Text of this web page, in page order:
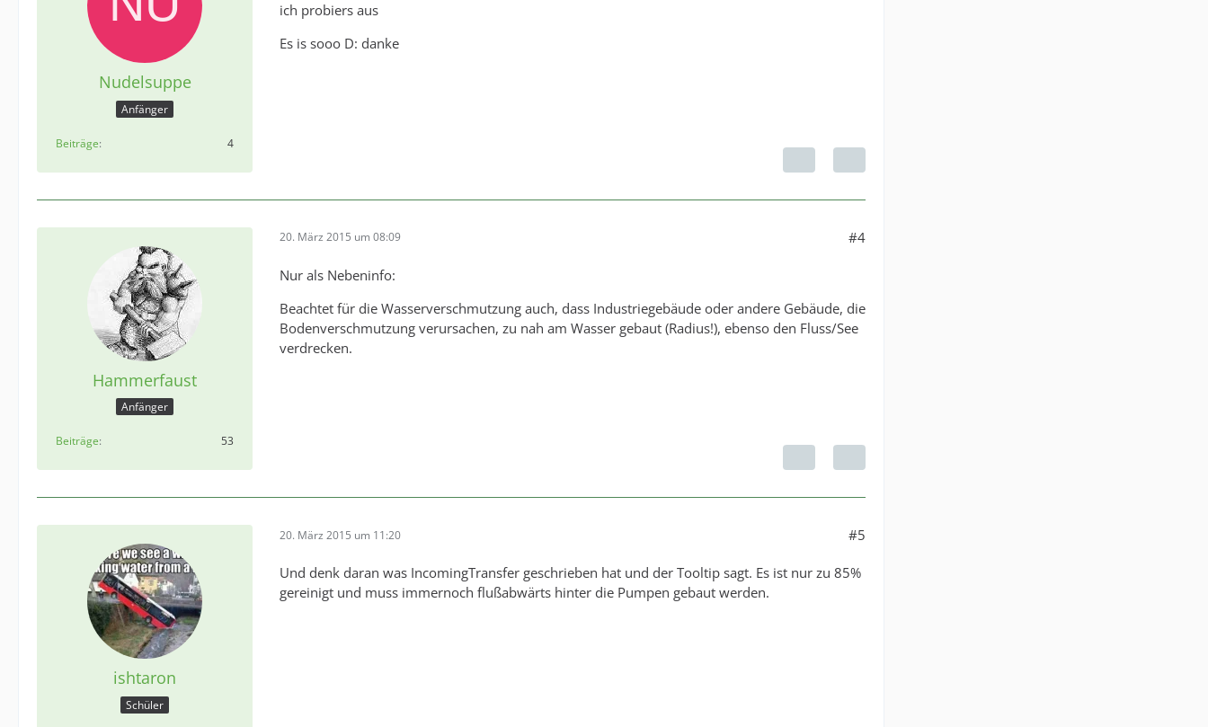
Nudelsuppe
Anfänger
Beiträge 4
ich probiers aus
Es is sooo D: danke
Hammerfaust
Anfänger
Beiträge 53
20. März 2015 um 08:09 #4
Nur als Nebeninfo:
Beachtet für die Wasserverschmutzung auch, dass Industriegebäude oder andere Gebäude, die
Bodenverschmutzung verursachen, zu nah am Wasser gebaut (Radius!), ebenso den Fluss/See
verdrecken.
ishtaron
Schüler
20. März 2015 um 11:20 #5
Und denk daran was IncomingTransfer geschrieben hat und der Tooltip sagt. Es ist nur zu 85%
gereinigt und muss immernoch flußabwärts hinter die Pumpen gebaut werden.